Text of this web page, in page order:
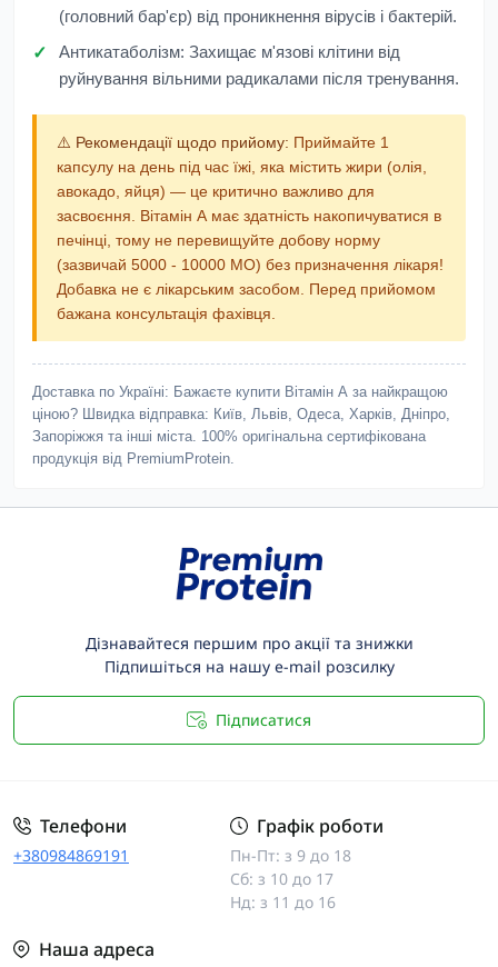
(головний бар'єр) від проникнення вірусів і бактерій.
Антикатаболізм: Захищає м'язові клітини від
руйнування вільними радикалами після тренування.
⚠️ Рекомендації щодо прийому: Приймайте 1
капсулу на день під час їжі, яка містить жири (олія,
авокадо, яйця) — це критично важливо для
засвоєння. Вітамін А має здатність накопичуватися в
печінці, тому не перевищуйте добову норму
(зазвичай 5000 - 10000 МО) без призначення лікаря!
Добавка не є лікарським засобом. Перед прийомом
бажана консультація фахівця.
Доставка по Україні: Бажаєте купити Вітамін А за найкращою
ціною? Швидка відправка: Київ, Львів, Одеса, Харків, Дніпро,
Запоріжжя та інші міста. 100% оригінальна сертифікована
продукція від PremiumProtein.
Дізнавайтеся першим про акції та знижки
Підпишіться на нашу e-mail розсилку
Підписатися
Телефони
+380984869191
Графік роботи
Пн-Пт: з 9 до 18
Сб: з 10 до 17
Нд: з 11 до 16
Наша адреса